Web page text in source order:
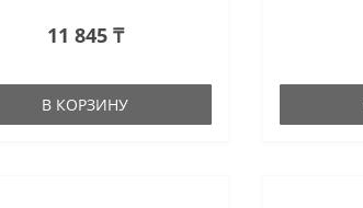
11 845 ₸
В КОРЗИНУ